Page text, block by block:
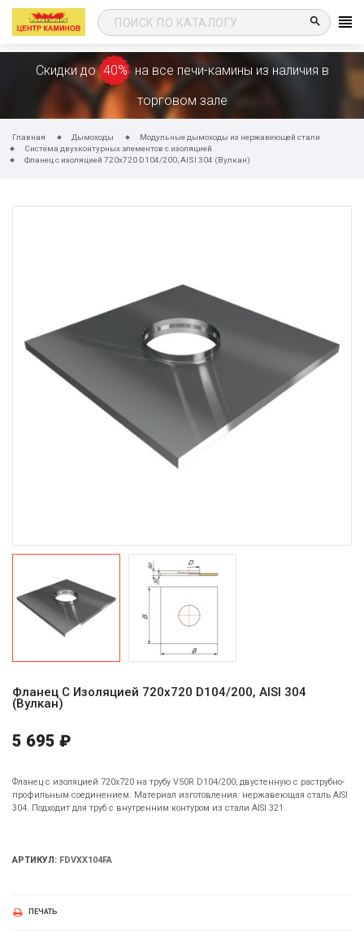
search
Скидки до 40% на все печи-камины из наличия в
торговом зале
Главная Дымоходы
Модульные дымоходы из нержавеющей стали
Система двухконтурных элементов с изоляцией
Фланец с изоляцией 720х720 D104/200, AISI 304 (Вулкан)
Фланец С Изоляцией 720х720 D104/200, AISI 304
(Вулкан)
5 695 ₽
Фланец с изоляцией 720х720 на трубу V50R D104/200, двустенную с раструбно-
профильным соединением. Материал изготовления: нержавеющая сталь AISI
304. Подходит для труб с внутренним контуром из стали AISI 321.
АРТИКУЛ: FDVXX104FA
ПЕЧАТЬ